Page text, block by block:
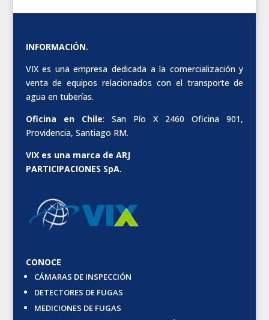
INFORMACIÓN.
VIX es una empresa dedicada a la comercialización y
venta de equipos relacionados con el transporte de
agua en tuberías.
Oficina en Chile: San Pío X 2460 Oficina 901,
Providencia, Santiago RM.
VIX es una marca de ARJ
PARTICIPACIONES SpA.
CONOCE
CÁMARAS DE INSPECCIÓN
DETECTORES DE FUGAS
MEDICIONES DE FUGAS